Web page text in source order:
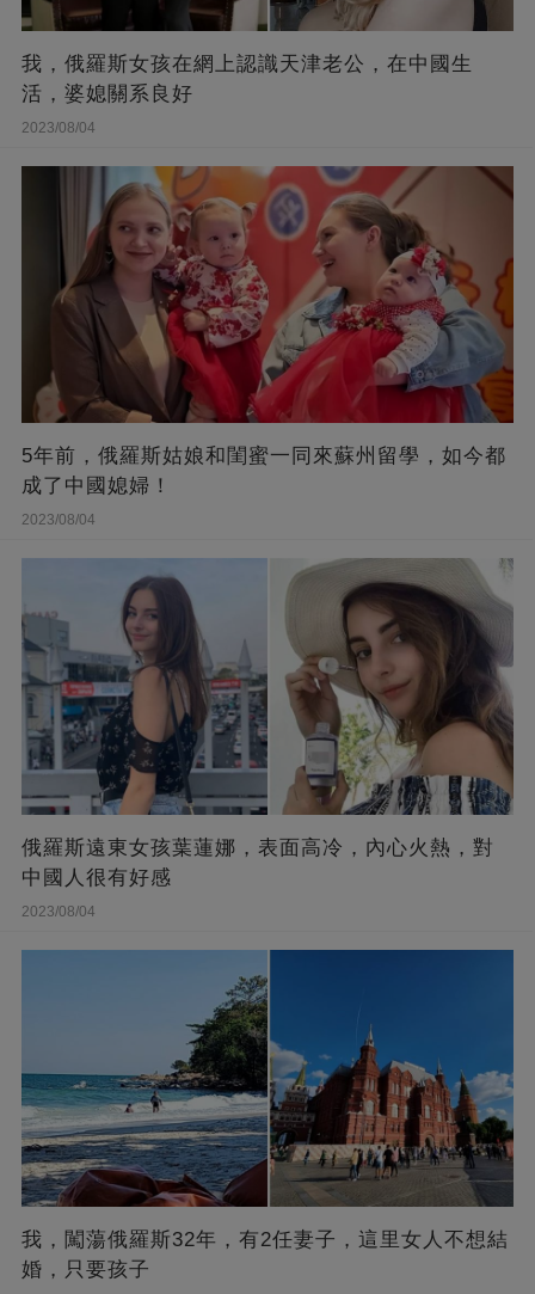
我，俄羅斯女孩在網上認識天津老公，在中國生
活，婆媳關系良好
2023/08/04
5年前，俄羅斯姑娘和閨蜜一同來蘇州留學，如今都
成了中國媳婦！
2023/08/04
俄羅斯遠東女孩葉蓮娜，表面高冷，內心火熱，對
中國人很有好感
2023/08/04
我，闖蕩俄羅斯32年，有2任妻子，這里女人不想結
婚，只要孩子